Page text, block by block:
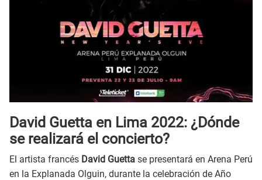
David Guetta en Lima 2022: ¿Dónde
se realizará el concierto?
El artista francés David Guetta se presentará en Arena Perú
en la Explanada Olguin, durante la celebración de Año